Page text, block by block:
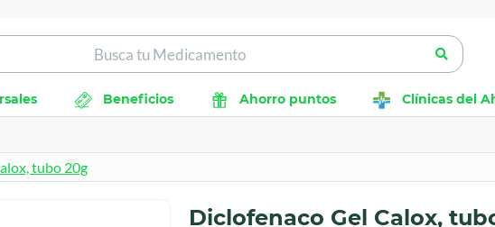
Beneficios Ahorro puntos Clínicas del
tubo 20g
Diclofenaco Gel Calox,